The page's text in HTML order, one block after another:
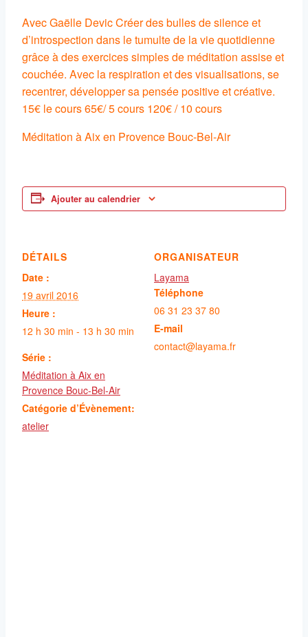
Avec Gaëlle Devic Créer des bulles de silence et
d’introspection dans le tumulte de la vie quotidienne
grâce à des exercices simples de méditation assise et
couchée. Avec la respiration et des visualisations, se
recentrer, développer sa pensée positive et créative.
15€ le cours 65€/ 5 cours 120€ / 10 cours
Méditation à Aix en Provence Bouc-Bel-Air
Ajouter au calendrier
DÉTAILS
Date :
19 avril 2016
Heure :
12 h 30 min - 13 h 30 min
Série :
Méditation à Aix en
Provence Bouc-Bel-Air
Catégorie d’Évènement:
atelier
ORGANISATEUR
Layama
Téléphone
06 31 23 37 80
E-mail
contact@layama.fr